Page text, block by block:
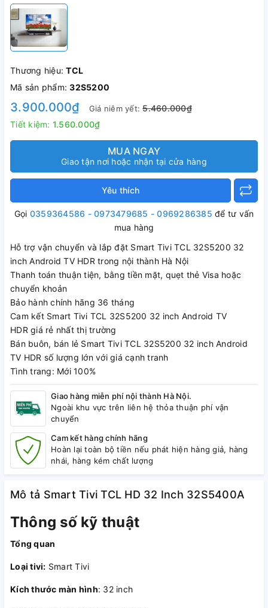
Thương hiệu:TCL
Mã sản phẩm:32S5200
3.900.000₫ Giá niêm yết:5.460.000₫
Tiết kiệm: 1.560.000₫
MUA NGAY
Giao tận nơi hoặc nhận tại cửa hàng
Yêu thích
Gọi 0359364586 - 0973479685 - 0969286385 để tư vấn
mua hàng
Hỗ trợ vận chuyển và lắp đặt Smart Tivi TCL 32S5200 32
inch Android TV HDR trong nội thành Hà Nội
Thanh toán thuận tiện, bằng tiền mặt, quẹt thẻ Visa hoặc
chuyển khoản
Bảo hành chính hãng 36 tháng
Cam kết Smart Tivi TCL 32S5200 32 inch Android TV
HDR giá rẻ nhất thị trường
Bán buôn, bán lẻ Smart Tivi TCL 32S5200 32 inch Android
TV HDR số lượng lớn với giá cạnh tranh
Tình trang: Mới 100%
Giao hàng miễn phí nội thành Hà Nội.
Ngoài khu vực trên liên hệ thỏa thuận phí vận
chuyển
Cam kết hàng chính hãng
Hoàn lại toàn bộ tiền nếu phát hiện hàng giả, hàng
nhái, hàng kém chất lượng
Mô tả Smart Tivi TCL HD 32 Inch 32S5400A
Thông số kỹ thuật
Tổng quan
Loại tivi: Smart Tivi
Kích thước màn hình: 32 inch